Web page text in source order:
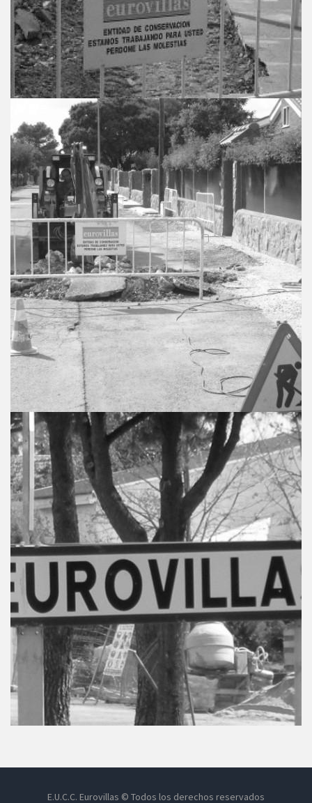
E.U.C.C. Eurovillas © Todos los derechos reservados